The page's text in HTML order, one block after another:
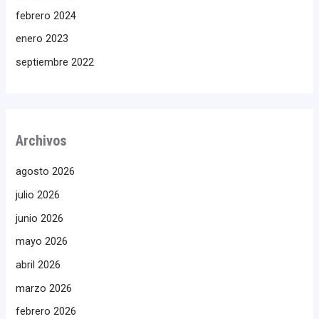
febrero 2024
enero 2023
septiembre 2022
Archivos
agosto 2026
julio 2026
junio 2026
mayo 2026
abril 2026
marzo 2026
febrero 2026